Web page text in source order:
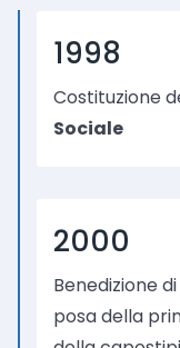
1998
Costituzione
Sociale
2000
Benedizione
posa della